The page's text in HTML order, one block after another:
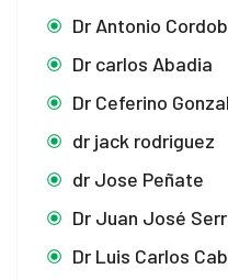
satın al
panel
panel
Dr Antonio
Dr carlos Abadia
Dr Ceferino
dr jack rodriguez
dr Jose Peñate
Dr Juan José
Dr Luis Carlos